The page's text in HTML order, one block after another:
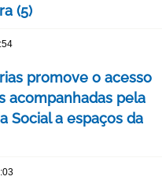
(5)
promove o acesso
acompanhadas pela
Social a espaços da